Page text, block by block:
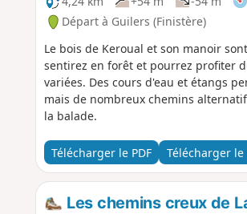
Départ à Guilers (Finistère)
Le bois de Keroual et son manoir
sentirez en forêt et pourrez profiter
variées. Des cours d'eau et étangs
mais de nombreux chemins
la balade.
Télécharger le PDF Télécharger le
Les chemins creux de